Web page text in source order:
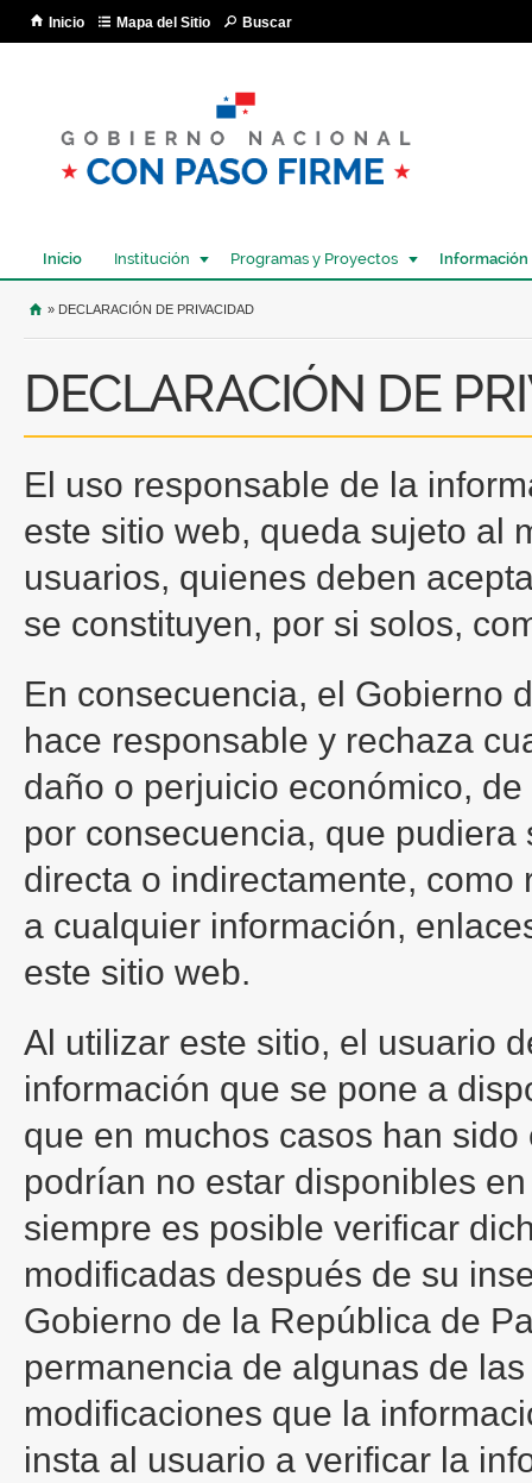
Inicio Mapa del Sitio Buscar
Inicio Institución Programas y Proyectos Información
USTED SE ENCUENTRA AQUÍ
» DECLARACIÓN DE PRIVACIDAD
DECLARACIÓN DE
El uso responsable de la
este sitio web, queda sujeto al
usuarios, quienes deben
se constituyen, por si solos,
En consecuencia, el Gobierno
hace responsable y rechaza
daño o perjuicio económico,
por consecuencia, que
directa o indirectamente,
a cualquier información,
este sitio web.
Al utilizar este sitio, el usuario
información que se pone a
que en muchos casos han
podrían no estar disponibles
siempre es posible verificar
modificadas después de su
Gobierno de la República de
permanencia de algunas de
modificaciones que la
insta al usuario a verificar la